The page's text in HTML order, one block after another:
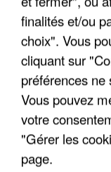
finalités et/ou
choix". Vous
cliquant sur
préférences ne
Vous pouvez
votre
"Gérer les
page.